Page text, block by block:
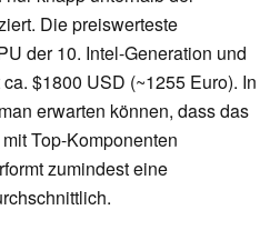
Die preiswerteste
der 10. Intel-Generation und
$1800 USD (~1255 Euro). In
erwarten können, dass das
Top-Komponenten
zumindest eine